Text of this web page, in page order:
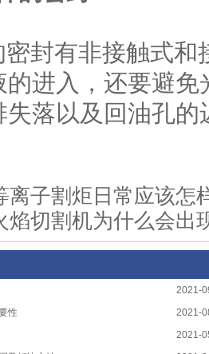
封有非接触式
的进入，还要避
落以及回油孔
离子割炬日常应该怎
焰切割机为什么会出
2021-
2021-
性
2021-